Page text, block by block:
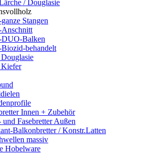
/ Douglasie
Stangen
Balken
behandelt
Innen + Zubehör
Fasebretter Außen
Balkonbretter / Konstr.Latten
massiv
Hobelware